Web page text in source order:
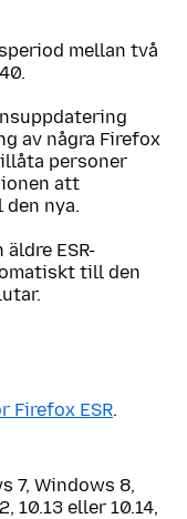
mellan två
av några Firefox
personer
att
nya.
ESR-
till den
Firefox ESR.
7, Windows 8,
10.13 eller 10.14,